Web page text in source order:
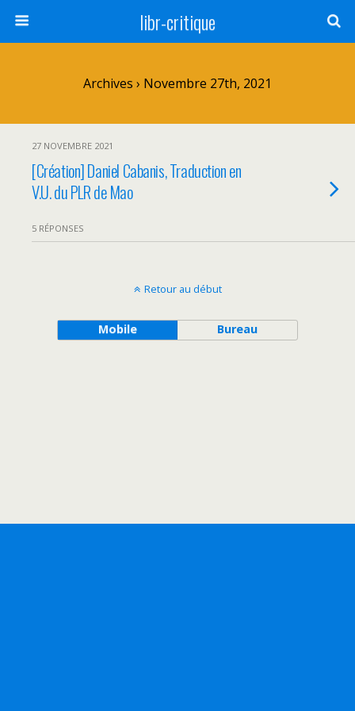
libr-critique
Archives › Novembre 27th, 2021
27 NOVEMBRE 2021
[Création] Daniel Cabanis, Traduction en
V.U. du PLR de Mao
5 RÉPONSES
Retour au début
Mobile Bureau